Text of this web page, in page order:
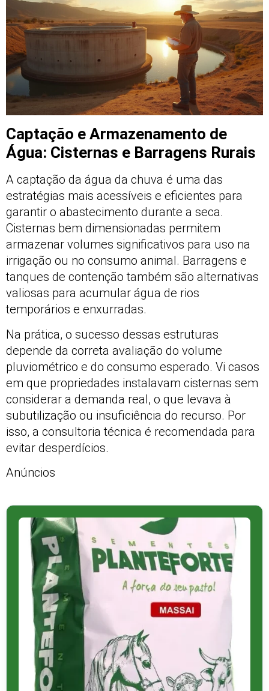
Captação e Armazenamento de
Água: Cisternas e Barragens Rurais
A captação da água da chuva é uma das
estratégias mais acessíveis e eficientes para
garantir o abastecimento durante a seca.
Cisternas bem dimensionadas permitem
armazenar volumes significativos para uso na
irrigação ou no consumo animal. Barragens e
tanques de contenção também são alternativas
valiosas para acumular água de rios
temporários e enxurradas.
Na prática, o sucesso dessas estruturas
depende da correta avaliação do volume
pluviométrico e do consumo esperado. Vi casos
em que propriedades instalavam cisternas sem
considerar a demanda real, o que levava à
subutilização ou insuficiência do recurso. Por
isso, a consultoria técnica é recomendada para
evitar desperdícios.
Anúncios